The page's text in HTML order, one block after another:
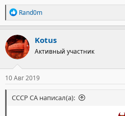
Р
е
а
к
ц
и
и
:
Rand0m
Kotus
Активный участник
10 Авг 2019
СССР СА написал(а):